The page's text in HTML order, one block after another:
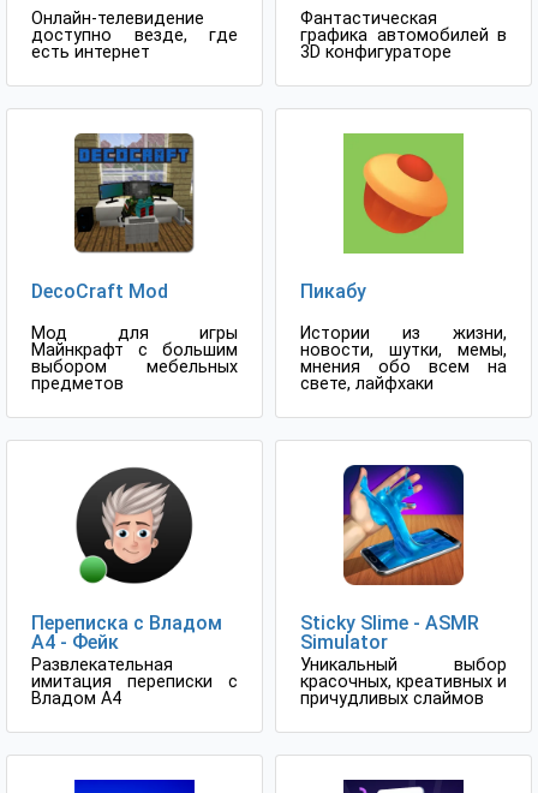
Онлайн-телевидение
доступно везде, где
есть интернет
Фантастическая
графика автомобилей в
3D конфигураторе
DecoCraft Mod
Мод для игры
Майнкрафт с большим
выбором мебельных
предметов
Пикабу
Истории из жизни,
новости, шутки, мемы,
мнения обо всем на
свете, лайфхаки
Переписка с Владом
А4 - Фейк
Развлекательная
имитация переписки с
Владом А4
Sticky Slime - ASMR
Simulator
Уникальный выбор
красочных, креативных и
причудливых слаймов